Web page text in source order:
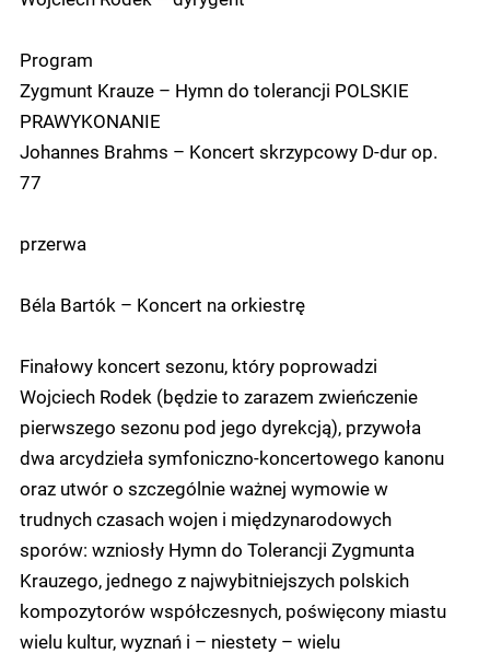
Program
Zygmunt Krauze – Hymn do tolerancji POLSKIE
PRAWYKONANIE
Johannes Brahms – Koncert skrzypcowy D-dur op.
77
przerwa
Béla Bartók – Koncert na orkiestrę
Finałowy koncert sezonu, który poprowadzi
Wojciech Rodek (będzie to zarazem zwieńczenie
pierwszego sezonu pod jego dyrekcją), przywoła
dwa arcydzieła symfoniczno-koncertowego kanonu
oraz utwór o szczególnie ważnej wymowie w
trudnych czasach wojen i międzynarodowych
sporów: wzniosły Hymn do Tolerancji Zygmunta
Krauzego, jednego z najwybitniejszych polskich
kompozytorów współczesnych, poświęcony miastu
wielu kultur, wyznań i – niestety – wielu